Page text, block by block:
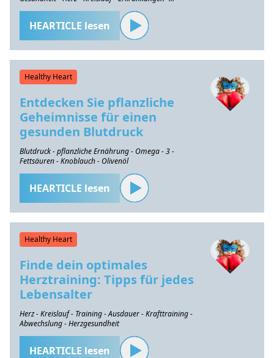
HEARTICLE lesen
Healthy Heart
Entdecken Sie pflanzliche
Geheimnisse für einen
gesunden Blutdruck
Blutdruck - pflanzliche Ernährung - Omega - 3 -
Fettsäuren - Knoblauch - Olivenöl
HEARTICLE lesen
Healthy Heart
Finde dein optimales
Herztraining: Tipps für jedes
Lebensalter
Herz - Kreislauf - Training - Ausdauer - Krafttraining -
Abwechslung - Herzgesundheit
HEARTICLE lesen